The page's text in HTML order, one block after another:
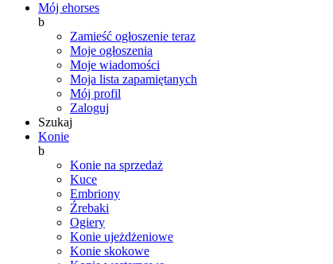
Mój ehorses
b
Zamieść ogłoszenie teraz
Moje ogłoszenia
Moje wiadomości
Moja lista zapamiętanych
Mój profil
Zaloguj
Szukaj
Konie
b
Konie na sprzedaż
Kuce
Embriony
Źrebaki
Ogiery
Konie ujeżdżeniowe
Konie skokowe